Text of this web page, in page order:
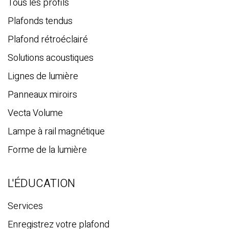
h
e
Plafonds tendus
Plafond rétroéclairé
Solutions acoustiques
Lignes de lumière
Panneaux miroirs
Vecta Volume
Lampe à rail magnétique
Forme de la lumière
L'ÉDUCATION
Services
Enregistrez votre plafond